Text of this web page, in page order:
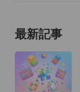
最新記事